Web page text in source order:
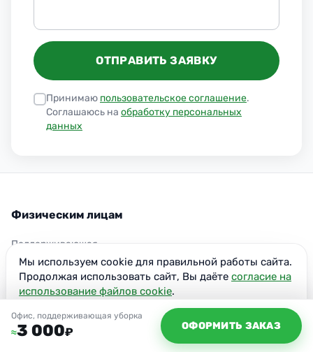
Офис, поддерживающая уборка
≈3 000₽ ОФОРМИТЬ ЗАКАЗ
ОТПРАВИТЬ ЗАЯВКУ
Принимаю пользовательское соглашение.
Соглашаюсь на обработку персональных
данных
Физическим лицам
Поддерживающая
Генеральная
После ремонта
После пожара
Антибактериальная
Мы используем cookie для правильной работы сайта.
Продолжая использовать сайт, Вы даёте согласие на
использование файлов cookie.
Согласен